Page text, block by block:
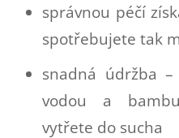
správnou péčí
spotřebujete tak
snadná údržba
vodou a
vytřete do sucha